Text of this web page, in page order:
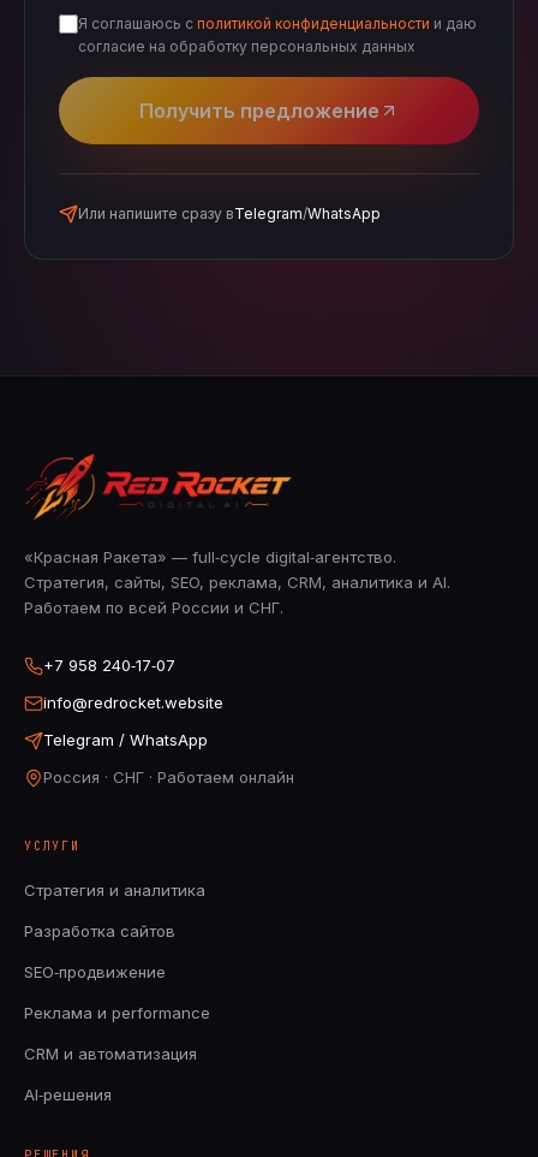
Я соглашаюсь с политикой конфиденциальности и даю
согласие на обработку персональных данных
Получить предложение
Или напишите сразу вTelegram/WhatsApp
«Красная Ракета» — full‑cycle digital‑агентство.
Стратегия, сайты, SEO, реклама, CRM, аналитика и AI.
Работаем по всей России и СНГ.
+7 958 240‑17‑07
info@redrocket.website
Telegram / WhatsApp
Россия · СНГ · Работаем онлайн
УСЛУГИ
Стратегия и аналитика
Разработка сайтов
SEO‑продвижение
Реклама и performance
CRM и автоматизация
AI‑решения